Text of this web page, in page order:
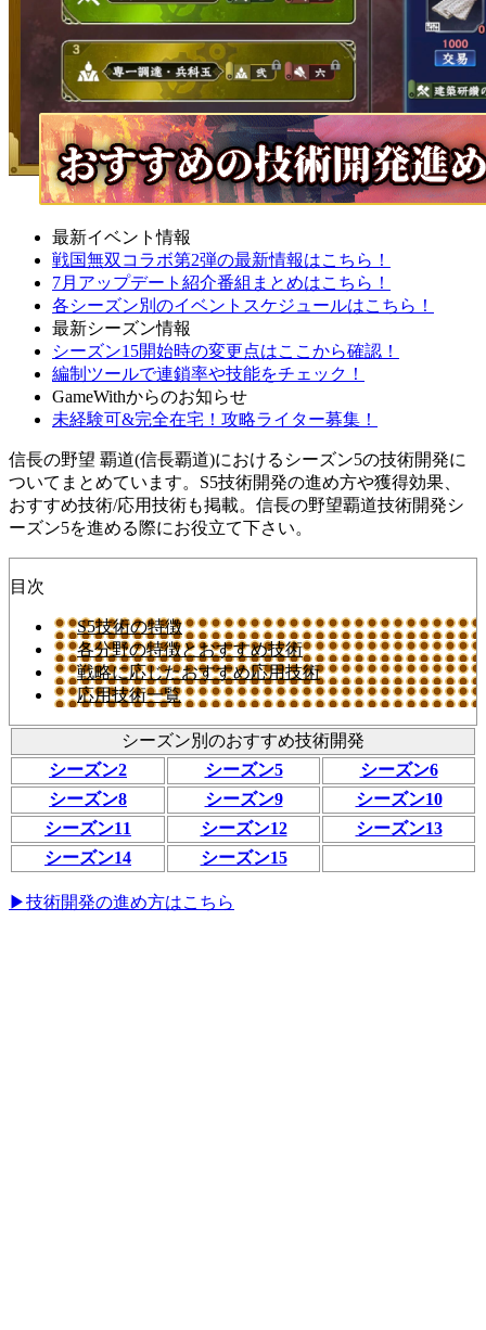
最新イベント情報
戦国無双コラボ第2弾の最新情報はこちら！
7月アップデート紹介番組まとめはこちら！
各シーズン別のイベントスケジュールはこちら！
最新シーズン情報
シーズン15開始時の変更点はここから確認！
編制ツールで連鎖率や技能をチェック！
GameWithからのお知らせ
未経験可&完全在宅！攻略ライター募集！
信長の野望 覇道(信長覇道)におけるシーズン5の技術開発に
ついてまとめています。S5技術開発の進め方や獲得効果、
おすすめ技術/応用技術も掲載。信長の野望覇道技術開発シ
ーズン5を進める際にお役立て下さい。
目次
S5技術の特徴
各分野の特徴とおすすめ技術
戦略に応じたおすすめ応用技術
応用技術一覧
シーズン別のおすすめ技術開発
シーズン2
シーズン5
シーズン6
シーズン8
シーズン9
シーズン10
シーズン11
シーズン12
シーズン13
シーズン14
シーズン15
▶技術開発の進め方はこちら